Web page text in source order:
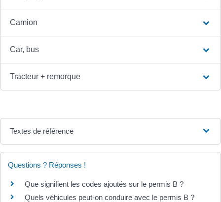
Camion
Car, bus
Tracteur + remorque
Textes de référence
Questions ? Réponses !
Que signifient les codes ajoutés sur le permis B ?
Quels véhicules peut-on conduire avec le permis B ?